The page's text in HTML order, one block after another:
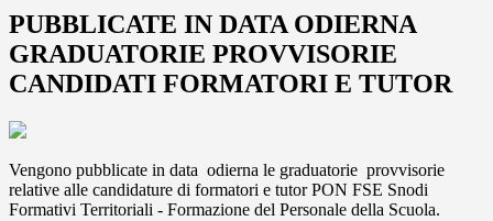
PUBBLICATE IN DATA ODIERNA
GRADUATORIE PROVVISORIE
CANDIDATI FORMATORI E TUTOR
Vengono pubblicate in data odierna le graduatorie provvisorie
relative alle candidature di formatori e tutor PON FSE Snodi
Formativi Territoriali - Formazione del Personale della Scuola.